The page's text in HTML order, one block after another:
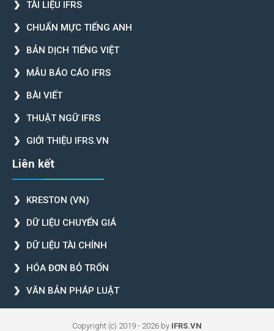
TÀI LIỆU IFRS
CHUẨN MỰC TIẾNG ANH
BẢN DỊCH TIẾNG VIỆT
MẪU BÁO CÁO IFRS
BÀI VIẾT
THUẬT NGỮ IFRS
GIỚI THIỆU IFRS.VN
Liên kết
KRESTON (VN)
DỮ LIỆU CHUYỂN GIÁ
DỮ LIỆU TÀI CHÍNH
HÓA ĐƠN BỎ TRỐN
VĂN BẢN PHÁP LUẬT
Copyright (c) 2019 - 2026 by IFRS.VN